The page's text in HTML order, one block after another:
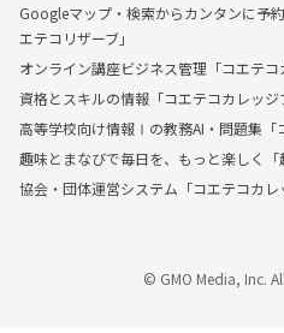
Googleマップ・検索からカンタンに予
エテコリザーブ」
オンライン講座ビジネス管理「コエテコ
資格とスキルの情報「コエテコカレッジ
高等学校向け情報Ⅰの教務AI・問題集「
趣味とまなびで毎日を、もっと楽しく「
協会・団体運営システム「コエテコカレ
© GMO Media, Inc.